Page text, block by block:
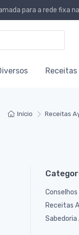
para a rede fixa
Receitas
Início Receitas
Conselhos
Receitas
Sabedoria